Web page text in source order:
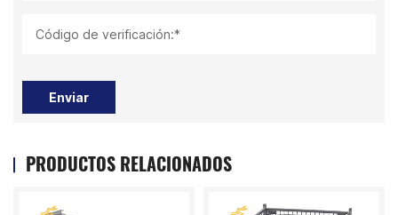
Código de verificación:*
Enviar
PRODUCTOS RELACIONADOS